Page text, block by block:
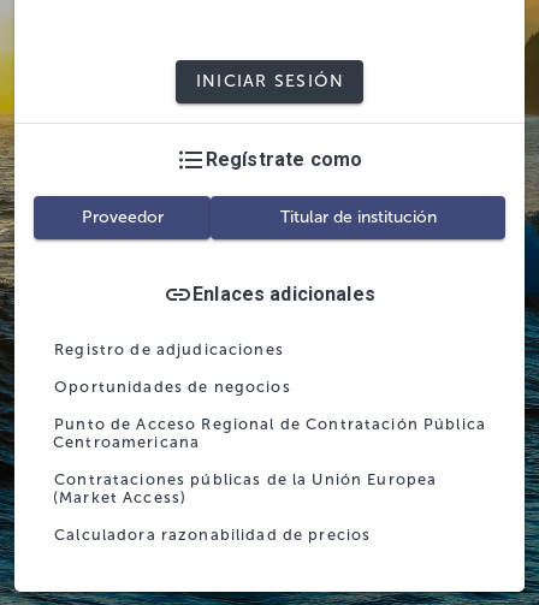
INICIAR SESIÓN
Regístrate como
Proveedor Titular de institución
Enlaces adicionales
Registro de adjudicaciones
Oportunidades de negocios
Punto de Acceso Regional de Contratación Pública
Centroamericana
Contrataciones públicas de la Unión Europea
(Market Access)
Calculadora razonabilidad de precios